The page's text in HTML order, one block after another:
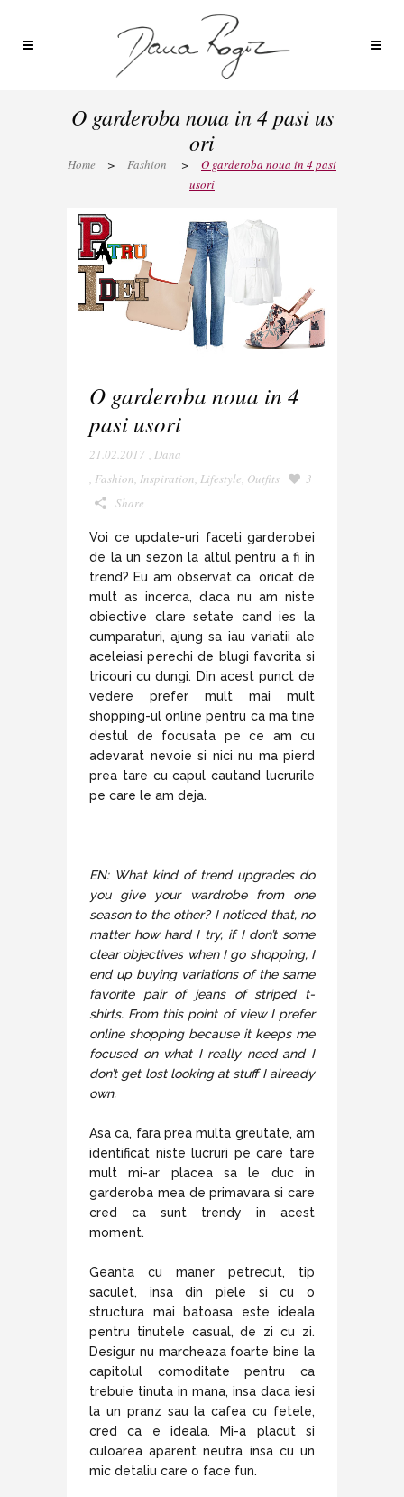
O garderoba noua in 4 pasi us
ori
Home > Fashion >
O garderoba noua in 4 pasi
usori
O garderoba noua in 4
pasi usori
21.02.2017 , Dana
, Fashion, Inspiration, Lifestyle, Outfits
3
Share
Voi ce update-uri faceti garderobei
de la un sezon la altul pentru a fi in
trend? Eu am observat ca, oricat de
mult as incerca, daca nu am niste
obiective clare setate cand ies la
cumparaturi, ajung sa iau variatii ale
aceleiasi perechi de blugi favorita si
tricouri cu dungi. Din acest punct de
vedere prefer mult mai mult
shopping-ul online pentru ca ma tine
destul de focusata pe ce am cu
adevarat nevoie si nici nu ma pierd
prea tare cu capul cautand lucrurile
pe care le am deja.
EN: What kind of trend upgrades do
you give your wardrobe from one
season to the other? I noticed that, no
matter how hard I try, if I don’t some
clear objectives when I go shopping, I
end up buying variations of the same
favorite pair of jeans of striped t-
shirts. From this point of view I prefer
online shopping because it keeps me
focused on what I really need and I
don’t get lost looking at stuff I already
own.
Asa ca, fara prea multa greutate, am
identificat niste lucruri pe care tare
mult mi-ar placea sa le duc in
garderoba mea de primavara si care
cred ca sunt trendy in acest
moment.
Geanta cu maner petrecut, tip
saculet, insa din piele si cu o
structura mai batoasa este ideala
pentru tinutele casual, de zi cu zi.
Desigur nu marcheaza foarte bine la
capitolul comoditate pentru ca
trebuie tinuta in mana, insa daca iesi
la un pranz sau la cafea cu fetele,
cred ca e ideala. Mi-a placut si
culoarea aparent neutra insa cu un
mic detaliu care o face fun.